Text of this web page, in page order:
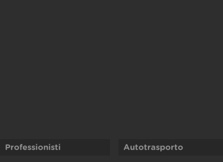
Professionisti Autotrasporto